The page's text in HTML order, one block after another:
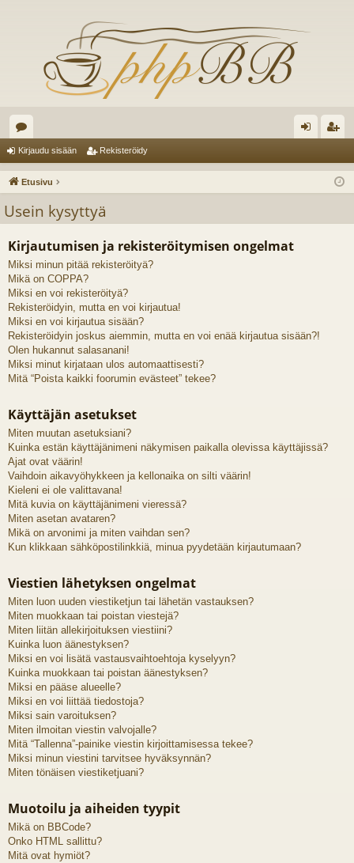
es
ku
el
ua
lu
ee
t
au
si
ist
öi
Kirjaudu sisään Rekisteröidy
Etusivu
Usein kysyttyä
Kirjautumisen ja rekisteröitymisen ongelmat
Miksi minun pitää rekisteröityä?
Mikä on COPPA?
Miksi en voi rekisteröityä?
Rekisteröidyin, mutta en voi kirjautua!
Miksi en voi kirjautua sisään?
Rekisteröidyin joskus aiemmin, mutta en voi enää kirjautua sisään?!
Olen hukannut salasanani!
Miksi minut kirjataan ulos automaattisesti?
Mitä “Poista kaikki foorumin evästeet” tekee?
Käyttäjän asetukset
Miten muutan asetuksiani?
Kuinka estän käyttäjänimeni näkymisen paikalla olevissa käyttäjissä?
Ajat ovat väärin!
Vaihdoin aikavyöhykkeen ja kellonaika on silti väärin!
Kieleni ei ole valittavana!
Mitä kuvia on käyttäjänimeni vieressä?
Miten asetan avataren?
Mikä on arvonimi ja miten vaihdan sen?
Kun klikkaan sähköpostilinkkiä, minua pyydetään kirjautumaan?
Viestien lähetyksen ongelmat
Miten luon uuden viestiketjun tai lähetän vastauksen?
Miten muokkaan tai poistan viestejä?
Miten liitän allekirjoituksen viestiini?
Kuinka luon äänestyksen?
Miksi en voi lisätä vastausvaihtoehtoja kyselyyn?
Kuinka muokkaan tai poistan äänestyksen?
Miksi en pääse alueelle?
Miksi en voi liittää tiedostoja?
Miksi sain varoituksen?
Miten ilmoitan viestin valvojalle?
Mitä “Tallenna”-painike viestin kirjoittamisessa tekee?
Miksi minun viestini tarvitsee hyväksynnän?
Miten tönäisen viestiketjuani?
Muotoilu ja aiheiden tyypit
Mikä on BBCode?
Onko HTML sallittu?
Mitä ovat hymiöt?